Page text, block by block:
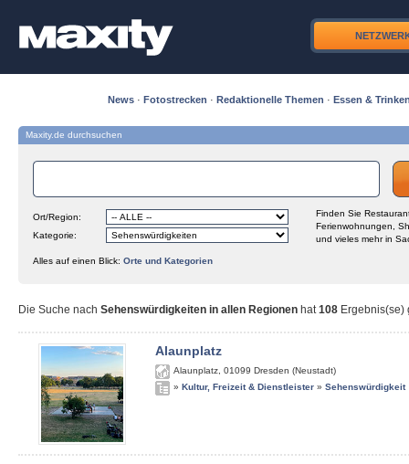
News · Fotostrecken · Redaktionelle Themen · Essen &
Maxity.de durchsuchen
Ort/Region:
Kategorie:
Finden Sie
Ferienwohnungen,
und vieles mehr in
Alles auf einen Blick: Orte und Kategorien
Die Suche nach Sehenswürdigkeiten in allen Regionen hat108 Ergebnis(se)
Alaunplatz
Alaunplatz 01099 Dresden (Neustadt)
» Kultur, Freizeit & Dienstleister » Sehenswürdigkeit